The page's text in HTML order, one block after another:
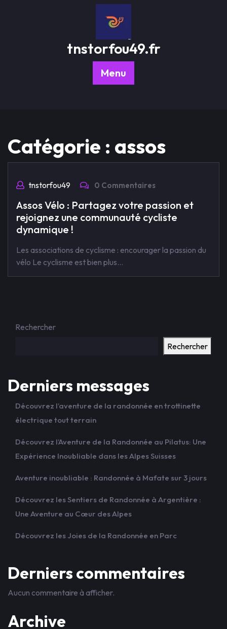
tnstorfou49.fr
Menu
Catégorie : assos
tnstorfou49 0 Commentaires
Assos Vélo : Partagez votre passion et
rejoignez une communauté cycliste
dynamique !
Les associations de cyclisme : encourager la passion du
vélo Le cyclisme est bien plus…
Rechercher
Rechercher
Derniers messages
Découvrez l’aventure de la randonnée en trottinette
électrique tout terrain
Découvrez l’Aventure de la Randonnée au Pilatus: Une
Expérience Inoubliable dans les Alpes Suisses
Aventure inoubliable : Randonnée à Mafate sur 3 jours
Découvrez les Sentiers de Randonnée à Argentière :
Une Aventure au Cœur des Alpes
Découvrez les Joies de la Randonnée en Parc
Derniers commentaires
Aucun commentaire à afficher.
Archive